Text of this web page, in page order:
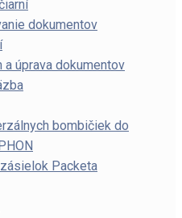
dokumentov
a úprava dokumentov
bombičiek do
Packeta